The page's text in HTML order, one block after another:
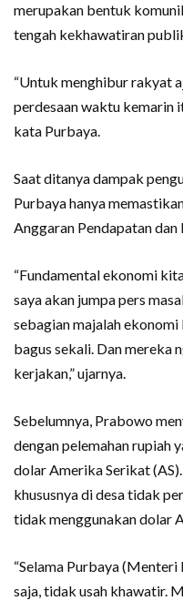
merupakan bentuk
tengah kekhawatiran
“Untuk menghibur rakyat
perdesaan waktu kemarin
kata Purbaya.
Saat ditanya dampak
Purbaya hanya
Anggaran Pendapatan
“Fundamental ekonomi
saya akan jumpa pers
sebagian majalah
bagus sekali. Dan mereka
kerjakan,” ujarnya.
Sebelumnya, Prabowo
dengan pelemahan rupiah
dolar Amerika Serikat
khususnya di desa tidak
tidak menggunakan dolar
“Selama Purbaya (Menteri
saja, tidak usah khawatir.